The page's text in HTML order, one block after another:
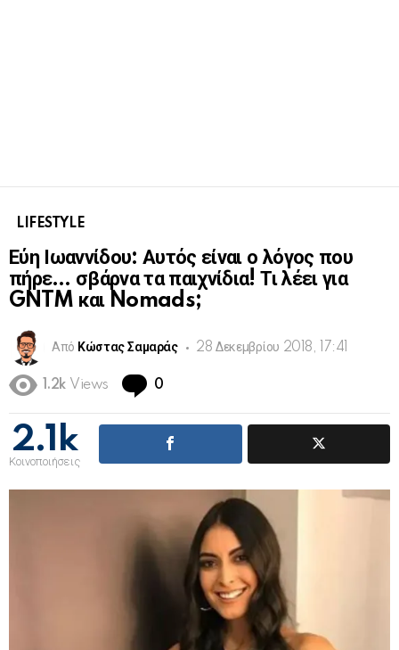
LIFESTYLE
Εύη Ιωαννίδου: Αυτός είναι ο λόγος που
πήρε… σβάρνα τα παιχνίδια! Τι λέει για
GNTM και Nomads;
Από Κώστας Σαμαράς 28 Δεκεμβρίου 2018, 17:41
1.2k Views 0
2.1k
Κοινοποιήσεις